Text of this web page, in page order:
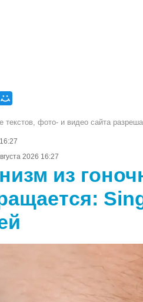
текстов, фото- и видео сайта
2026 16:27
из